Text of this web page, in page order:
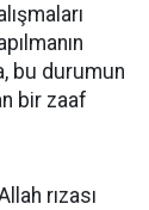
bu durumun
bir zaaf
rızası